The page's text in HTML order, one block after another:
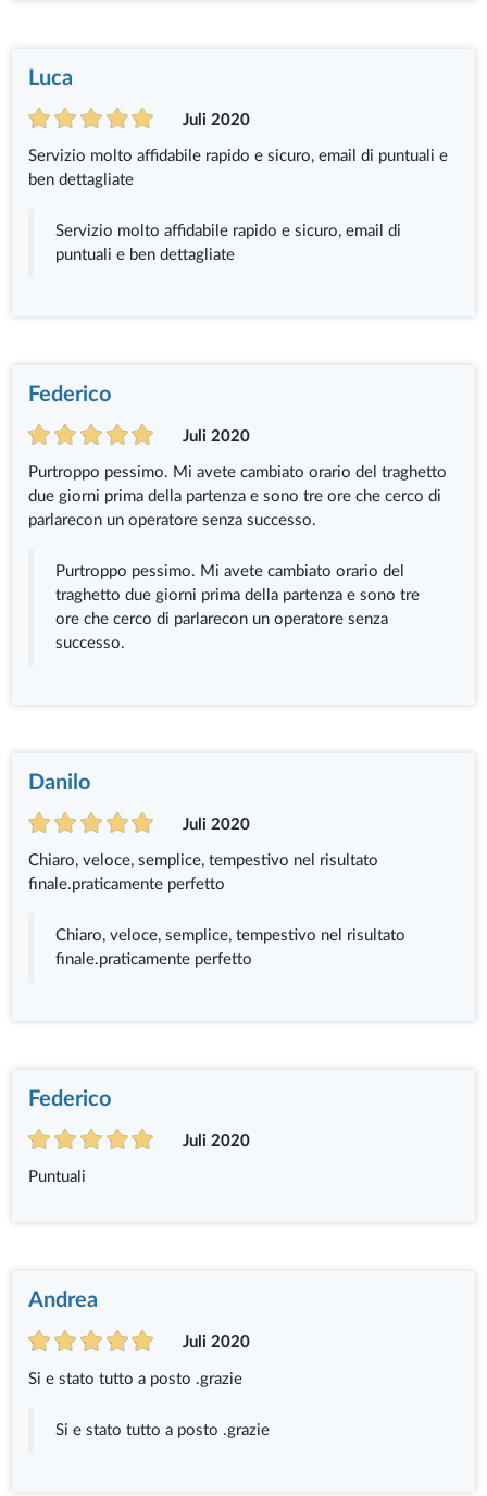
Luca
Juli 2020
Servizio molto affidabile rapido e sicuro, email di puntuali e
ben dettagliate
Servizio molto affidabile rapido e sicuro, email di
puntuali e ben dettagliate
Federico
Juli 2020
Purtroppo pessimo. Mi avete cambiato orario del traghetto
due giorni prima della partenza e sono tre ore che cerco di
parlarecon un operatore senza successo.
Purtroppo pessimo. Mi avete cambiato orario del
traghetto due giorni prima della partenza e sono tre
ore che cerco di parlarecon un operatore senza
successo.
Danilo
Juli 2020
Chiaro, veloce, semplice, tempestivo nel risultato
finale.praticamente perfetto
Chiaro, veloce, semplice, tempestivo nel risultato
finale.praticamente perfetto
Federico
Juli 2020
Puntuali
Andrea
Juli 2020
Si e stato tutto a posto .grazie
Si e stato tutto a posto .grazie